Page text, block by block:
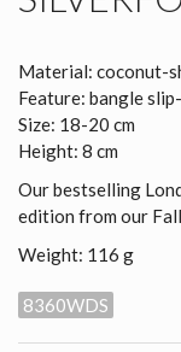
Material: coconut-
Feature: bangle
Size: 18-20 cm
Height: 8 cm
Our bestselling
edition from our
Weight: 116 g
8360WDS